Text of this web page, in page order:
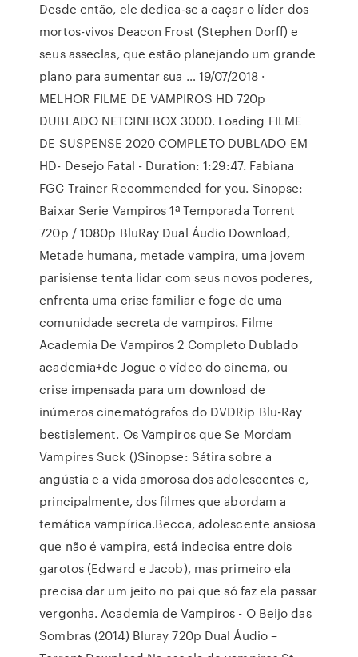
Desde então, ele dedica-se a caçar o líder dos
mortos-vivos Deacon Frost (Stephen Dorff) e
seus asseclas, que estão planejando um grande
plano para aumentar sua … 19/07/2018 ·
MELHOR FILME DE VAMPIROS HD 720p
DUBLADO NETCINEBOX 3000. Loading FILME
DE SUSPENSE 2020 COMPLETO DUBLADO EM
HD- Desejo Fatal - Duration: 1:29:47. Fabiana
FGC Trainer Recommended for you. Sinopse:
Baixar Serie Vampiros 1ª Temporada Torrent
720p / 1080p BluRay Dual Áudio Download,
Metade humana, metade vampira, uma jovem
parisiense tenta lidar com seus novos poderes,
enfrenta uma crise familiar e foge de uma
comunidade secreta de vampiros. Filme
Academia De Vampiros 2 Completo Dublado
academia+de Jogue o vídeo do cinema, ou
crise impensada para um download de
inúmeros cinematógrafos do DVDRip Blu-Ray
bestialement. Os Vampiros que Se Mordam
Vampires Suck ()Sinopse: Sátira sobre a
angústia e a vida amorosa dos adolescentes e,
principalmente, dos filmes que abordam a
temática vampírica.Becca, adolescente ansiosa
que não é vampira, está indecisa entre dois
garotos (Edward e Jacob), mas primeiro ela
precisa dar um jeito no pai que só faz ela passar
vergonha. Academia de Vampiros - O Beijo das
Sombras (2014) Bluray 720p Dual Áudio –